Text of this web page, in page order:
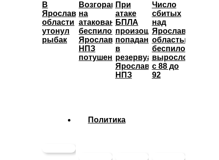
В
Ярославской
области
утонул
рыбак
Возгорание
на
атакованном
беспилотниками
Ярославском
НПЗ
потушено
При
атаке
БПЛА
произошло
попадание
в
резервуары
Ярославского
НПЗ
Число
сбитых
над
Ярославской
областью
беспилотников
выросло
с 88 до
92
Политика